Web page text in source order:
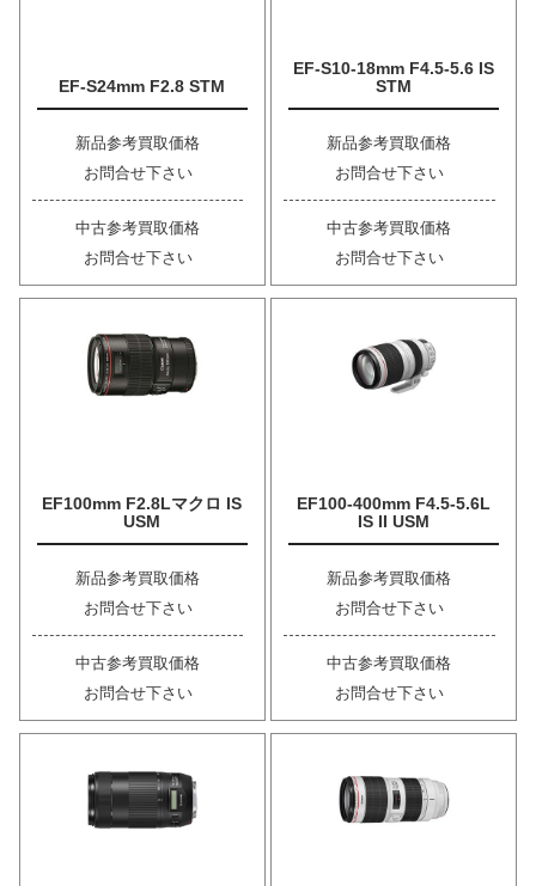
EF-S24mm F2.8 STM
新品参考買取価格
お問合せ下さい
中古参考買取価格
お問合せ下さい
EF-S10-18mm F4.5-5.6 IS
STM
新品参考買取価格
お問合せ下さい
中古参考買取価格
お問合せ下さい
EF100mm F2.8Lマクロ IS
USM
新品参考買取価格
お問合せ下さい
中古参考買取価格
お問合せ下さい
EF100-400mm F4.5-5.6L
IS II USM
新品参考買取価格
お問合せ下さい
中古参考買取価格
お問合せ下さい